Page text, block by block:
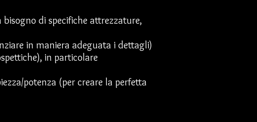
di specifiche attrezzature,
in maniera adeguata i dettagli)
in particolare
potenza (per creare la perfetta